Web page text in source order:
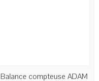
EN STOCK
Balance compteuse ADAM